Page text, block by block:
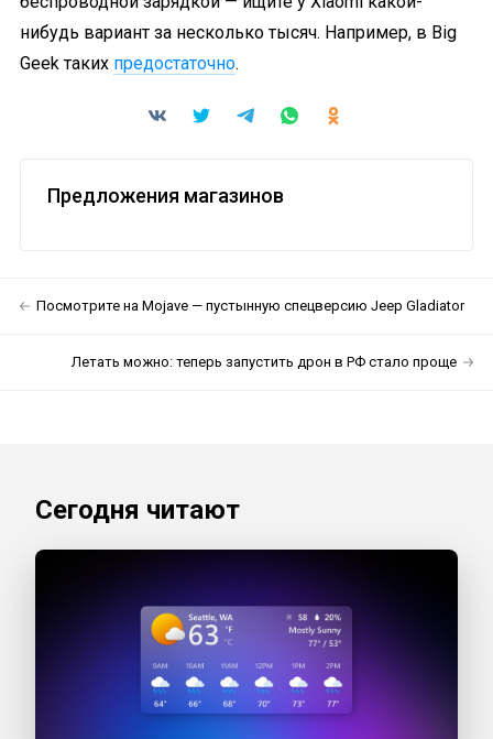
нибудь вариант за несколько тысяч. Например, в Big
Geek таких предостаточно.
Предложения магазинов
Посмотрите на Mojave — пустынную спецверсию Jeep Gladiator
Летать можно: теперь запустить дрон в РФ стало проще
Сегодня читают